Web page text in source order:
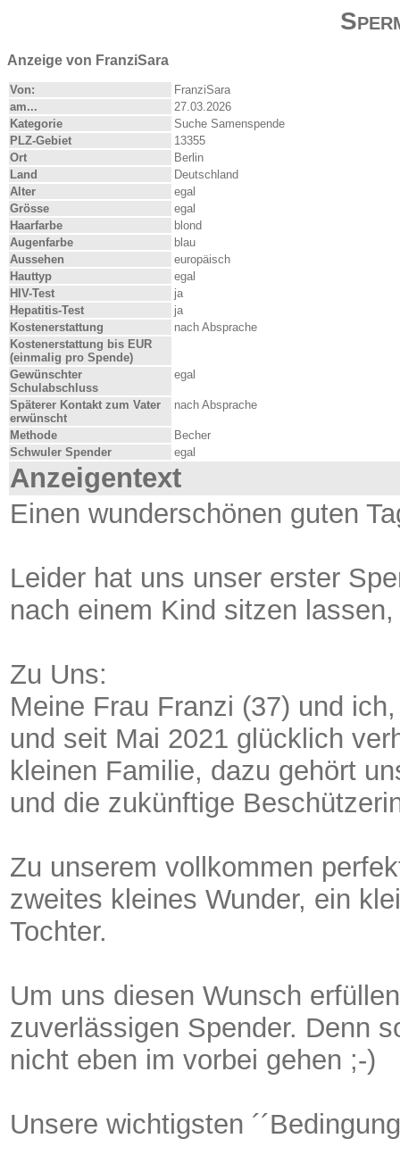
Anzeige von FranziSara
Von:
FranziSara
am...
27.03.2026
Kategorie
Suche Samenspende
PLZ-Gebiet
13355
Ort
Berlin
Land
Deutschland
Alter
egal
Grösse
egal
Haarfarbe
blond
Augenfarbe
blau
Aussehen
europäisch
Hauttyp
egal
HIV-Test
ja
Hepatitis-Test
ja
Kostenerstattung
nach Absprache
Kostenerstattung bis EUR
(einmalig pro Spende)
Gewünschter
Schulabschluss
egal
Späterer Kontakt zum Vater
erwünscht
nach Absprache
Methode
Becher
Schwuler Spender
egal
Anzeigentext
Einen wunderschönen guten
Leider hat uns unser erster
nach einem Kind sitzen
Zu Uns:
Meine Frau Franzi (37) und
und seit Mai 2021 glücklich
kleinen Familie, dazu gehört
und die zukünftige
Zu unserem vollkommen
zweites kleines Wunder, ein
Tochter.
Um uns diesen Wunsch
zuverlässigen Spender. Denn
nicht eben im vorbei gehen ;-)
Unsere wichtigsten